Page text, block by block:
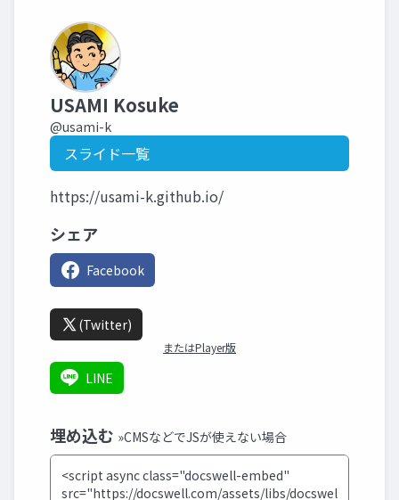
USAMI Kosuke
@usami-k
スライド一覧
https://usami-k.github.io/
シェア
Facebook
(Twitter)
またはPlayer版
LINE
埋め込む »CMSなどでJSが使えない場合